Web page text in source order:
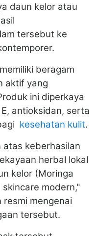
daun kelor atau
tersebut ke
beragam
aktif yang
ini diperkaya
antioksidan, serta
kesehatan kulit.
atas keberhasilan
herbal lokal
kelor (Moringa
modern,"
mengenai
tersebut.